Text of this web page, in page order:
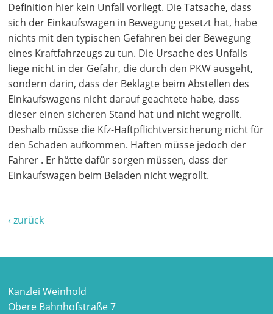
Definition hier kein Unfall vorliegt. Die Tatsache, dass
sich der Einkaufswagen in Bewegung gesetzt hat, habe
nichts mit den typischen Gefahren bei der Bewegung
eines Kraftfahrzeugs zu tun. Die Ursache des Unfalls
liege nicht in der Gefahr, die durch den PKW ausgeht,
sondern darin, dass der Beklagte beim Abstellen des
Einkaufswagens nicht darauf geachtete habe, dass
dieser einen sicheren Stand hat und nicht wegrollt.
Deshalb müsse die Kfz-Haftpflichtversicherung nicht für
den Schaden aufkommen. Haften müsse jedoch der
Fahrer . Er hätte dafür sorgen müssen, dass der
Einkaufswagen beim Beladen nicht wegrollt.
‹ zurück
Kanzlei Weinhold
Obere Bahnhofstraße 7